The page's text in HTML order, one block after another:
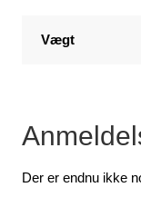
Vægt
Der er endnu ikke